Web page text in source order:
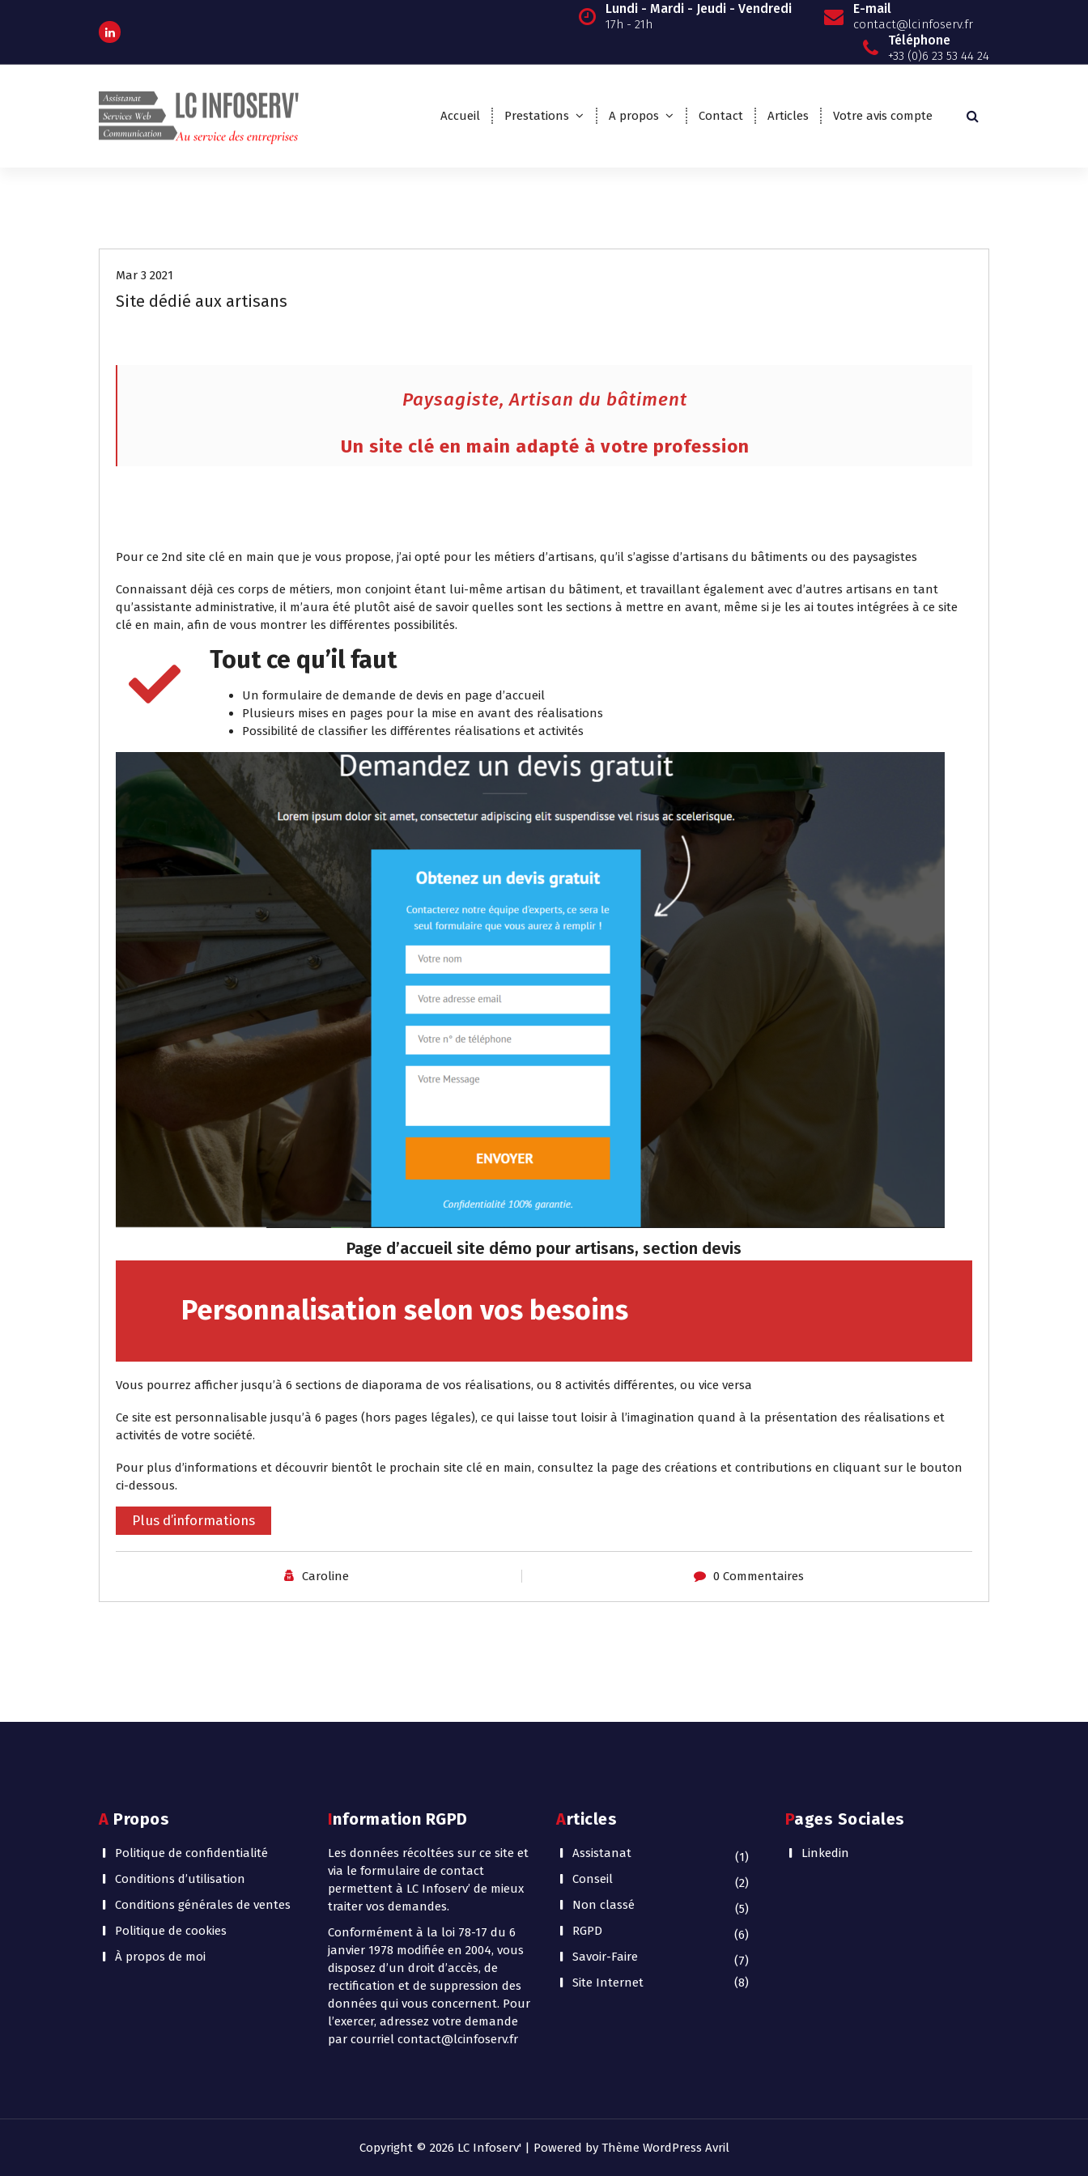
e
Lundi - Mardi - Jeudi - Vendredi
17h - 21h
E-mail
contact@lcinfoserv.fr
Téléphone
+33 (0)6 23 53 44 24
Accueil Prestations A propos Contact Articles Votre avis compte
Mar 3 2021
Site dédié aux artisans
Paysagiste, Artisan du bâtiment
Un site clé en main adapté à votre profession
Pour ce 2nd site clé en main que je vous propose, j’ai opté pour les métiers d’artisans, qu’il s’agisse d’artisans du bâtiments ou des paysagistes
Connaissant déjà ces corps de métiers, mon conjoint étant lui-même artisan du bâtiment, et travaillant également avec d’autres artisans en tant
qu’assistante administrative, il m’aura été plutôt aisé de savoir quelles sont les sections à mettre en avant, même si je les ai toutes intégrées à ce site
clé en main, afin de vous montrer les différentes possibilités.
Tout ce qu’il faut
Un formulaire de demande de devis en page d’accueil
Plusieurs mises en pages pour la mise en avant des réalisations
Possibilité de classifier les différentes réalisations et activités
Page d’accueil site démo pour artisans, section devis
Personnalisation selon vos besoins
Vous pourrez afficher jusqu’à 6 sections de diaporama de vos réalisations, ou 8 activités différentes, ou vice versa
Ce site est personnalisable jusqu’à 6 pages (hors pages légales), ce qui laisse tout loisir à l’imagination quand à la présentation des réalisations et
activités de votre société.
Pour plus d’informations et découvrir bientôt le prochain site clé en main, consultez la page des créations et contributions en cliquant sur le bouton
ci-dessous.
Plus d’informations
Caroline 0 Commentaires
A Propos
Politique de confidentialité
Conditions d’utilisation
Conditions générales de ventes
Politique de cookies
À propos de moi
Information RGPD
Les données récoltées sur ce site et
via le formulaire de contact
permettent à LC Infoserv’ de mieux
traiter vos demandes.
Conformément à la loi 78-17 du 6
janvier 1978 modifiée en 2004, vous
disposez d’un droit d’accès, de
rectification et de suppression des
données qui vous concernent. Pour
l’exercer, adressez votre demande
par courriel contact@lcinfoserv.fr
Articles
Assistanat
(1)
Conseil
(2)
Non classé
(5)
RGPD
(6)
Savoir-Faire
(7)
Site Internet
(8)
Pages Sociales
Linkedin
Copyright © 2026 LC Infoserv' | Powered by Thème WordPress Avril